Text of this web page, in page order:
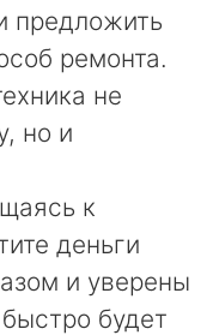
предложить
ремонта.
не
но и
к
деньги
и уверены
будет